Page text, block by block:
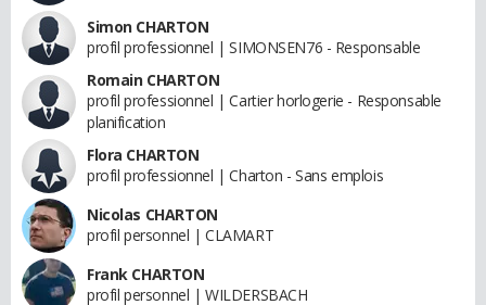
Simon CHARTON
profil professionnel | SIMONSEN76 - Responsable
Romain CHARTON
profil professionnel | Cartier horlogerie - Responsable
planification
Flora CHARTON
profil professionnel | Charton - Sans emplois
Nicolas CHARTON
profil personnel | CLAMART
Frank CHARTON
profil personnel | WILDERSBACH